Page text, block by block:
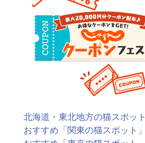
北海道・東北地方の猫スポット
おすすめ「関東の猫スポット」